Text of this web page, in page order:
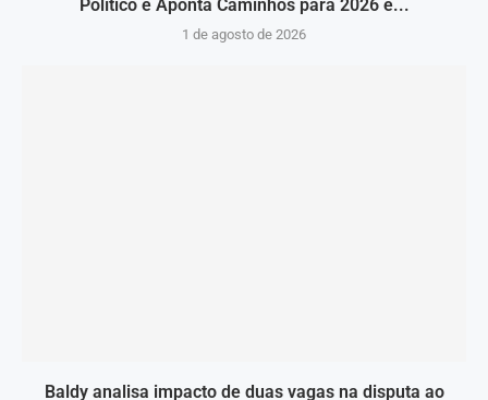
Político e Aponta Caminhos para 2026 e...
1 de agosto de 2026
Baldy analisa impacto de duas vagas na disputa ao